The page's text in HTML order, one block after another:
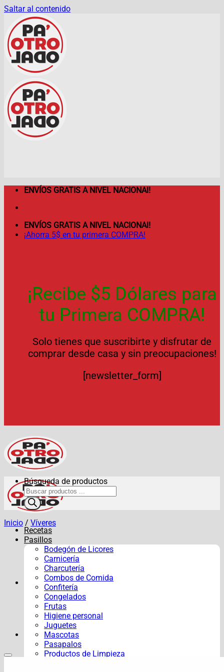
Saltar al contenido
ENVÍOS GRATIS A NIVEL NACIONAl!
ENVÍOS GRATIS A NIVEL NACIONAl!
¡Ahorra 5$ en tu primera COMPRA!
¡Recibe $5 Dólares para
tu Primera COMPRA!
Solo tienes que suscribirte y disfrutar de
comprar desde casa y sin preocupaciones!
[newsletter_form]
Recetas
Pasillos
Bodegón de Licores
Carnicería
Charcutería
Combos de Comida
Confitería
Congelados
Frutas
Higiene personal
Juguetes
Mascotas
Pasapalos
Productos de Limpieza
Búsqueda de productos
Inicio / Víveres